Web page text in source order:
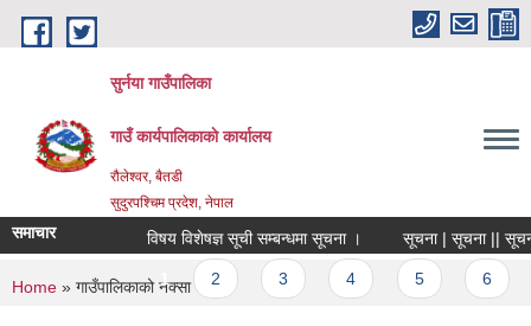
Skip to main content
सुर्नया गाउँपालिका
गाउँ कार्यपालिकाकाे कार्यालय
रौलेश्वर, बैतडी
सुदुरपश्चिम प्रदेश, नेपाल
समाचार विषय विशेषज्ञ सूची सम्बन्धमा सूचना । सूचना | सूचना ||
Pages
1 2 3 4 5 6
You are here
Home » गाउँपालिकाको नक्सा